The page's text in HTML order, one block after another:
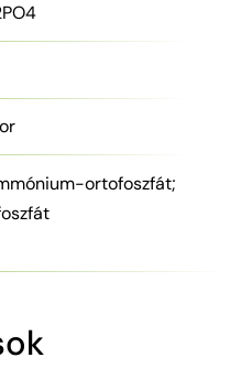
ortofoszfát;